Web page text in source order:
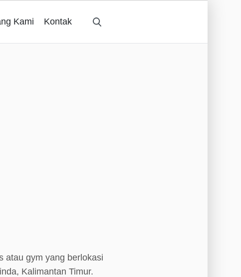
Kami Kontak
atau gym yang berlokasi
Kalimantan Timur.